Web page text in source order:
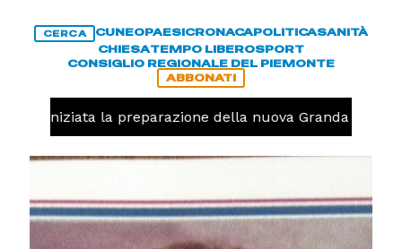
CERCA CUNEOPAESICRONACAPOLITICASANITÀ
CHIESATEMPO LIBEROSPORT
CONSIGLIO REGIONALE DEL PIEMONTE
ABBONATI
iniziata la preparazione della nuova Granda Volley